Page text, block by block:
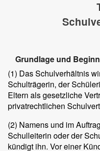
Grundlage und
(1) Das Schulverhältnis
Schulträgerin, der
Eltern als gesetzliche
privatrechtlichen
(2) Namens und im
Schulleiterin oder der
kündigt ihn. Vor einer